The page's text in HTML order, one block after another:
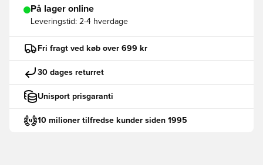
På lager online
Leveringstid: 2-4 hverdage
Fri fragt ved køb over 699 kr
30 dages returret
Unisport prisgaranti
10 milioner tilfredse kunder siden 1995